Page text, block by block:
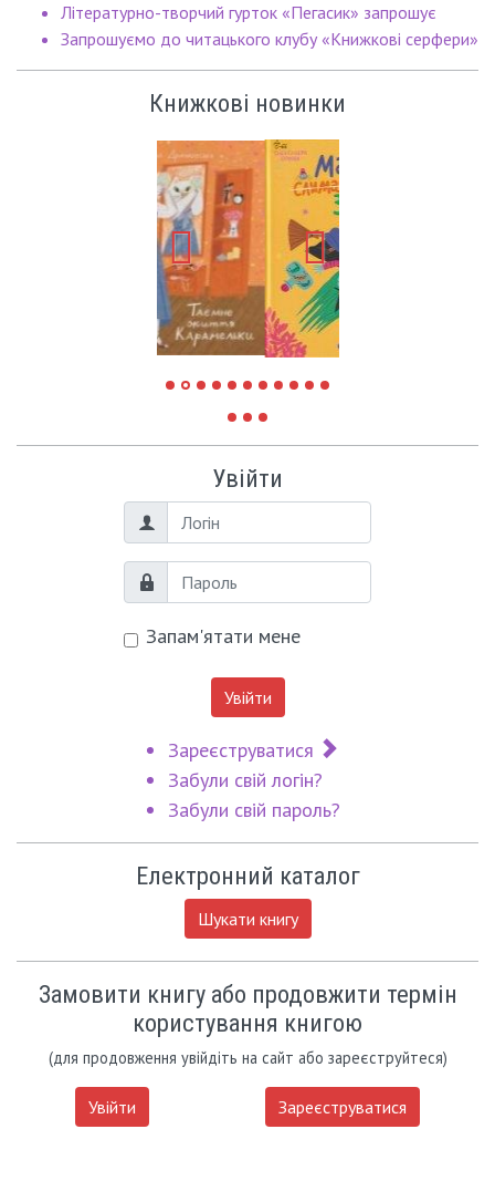
Літературно-творчий гурток «Пегасик» запрошує
Запрошуємо до читацького клубу «Книжкові серфери»
Книжкові новинки
Увійти
Логін
Пароль
Запам'ятати мене
Увійти
Зареєструватися
Забули свій логін?
Забули свій пароль?
Електронний каталог
Шукати книгу
Замовити книгу або продовжити термін
користування книгою
(для продовження увійдіть на сайт або зареєструйтеся)
Увійти Зареєструватися